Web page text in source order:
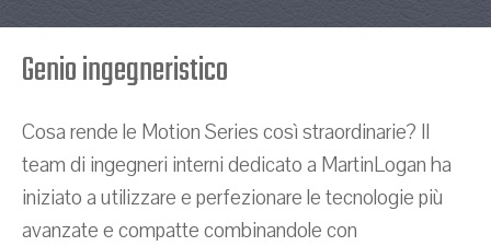
Genio ingegneristico
Cosa rende le Motion Series così straordinarie? Il
team di ingegneri interni dedicato a MartinLogan ha
iniziato a utilizzare e perfezionare le tecnologie più
avanzate e compatte combinandole con